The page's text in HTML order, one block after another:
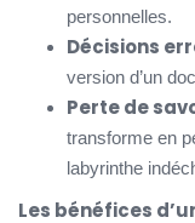
personnelles.
Décisions
version d’un
Perte de
transforme en
labyrinthe
Les bénéfices